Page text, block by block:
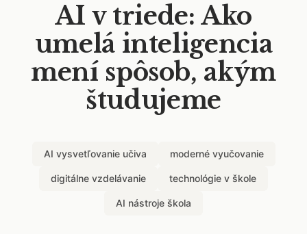
AI v triede: Ako
umelá inteligencia
mení spôsob, akým
študujeme
AI vysvetľovanie učiva moderné vyučovanie
digitálne vzdelávanie technológie v škole
AI nástroje škola